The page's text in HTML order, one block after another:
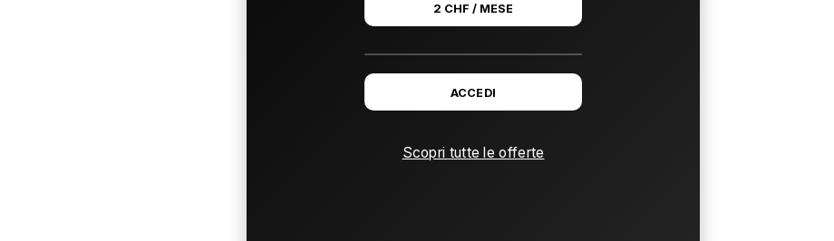
2 CHF / MESE
ACCEDI
Scopri tutte le offerte